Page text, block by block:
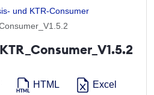
und KTR-Consumer
HTML Excel